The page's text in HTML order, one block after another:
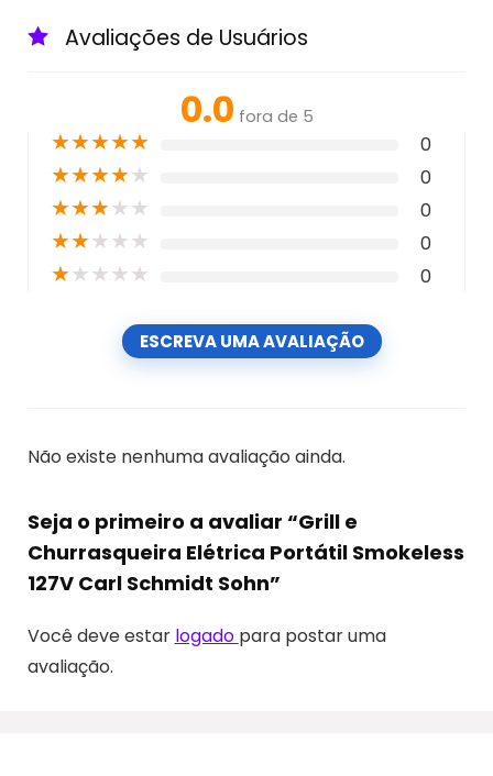
Avaliações de Usuários
0.0 fora de 5
★★★★★ 0
★★★★★ 0
★★★★★ 0
★★★★★ 0
★★★★★ 0
ESCREVA UMA AVALIAÇÃO
Não existe nenhuma avaliação ainda.
Seja o primeiro a avaliar “Grill e
Churrasqueira Elétrica Portátil Smokeless
127V Carl Schmidt Sohn”
Você deve estar logado para postar uma
avaliação.